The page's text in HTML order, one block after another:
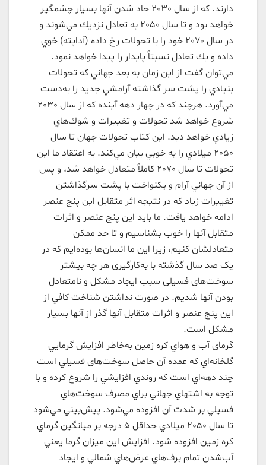
دارند. كه از سال 2030 حاد شدن آنها بسيار چشمگير
خواهد بود و تا سال 2050 به تعادل نزديك مي‌شوند و
در سال 2070 خود را با تحولات رخ داده (آداپته) خوي
داده و يك تعادل نسبتاً پايدار را پيدا خواهد نمود.
مي‌توان گفت از اين زمان به بعد جهاني كه تحولات
بنيادي را پشت سر گذاشته آرامشي جديد را به‌دست
مي‌آورد. هرچند كه در چهار دهه آينده كه از سال 2030
شروع خواهد شد تحولات و تغييرات و شوك‌هاي
زيادي خواهد ديد. اين كتاب تحولات جهان تا سال
2050 ميلادي را به خوبي بيان مي‌كند. به اعتقاد ما اين
تحولات تا سال 2070 كاملاً متعادل خواهد شد، و پس
از آن جهاني آرام و يكنواخت با پشت سرگذاشتن
تغييرات زياد كه در نتيجه اثر متقابل اين پنج عنصر
ادامه خواهد يافت. ما بايد اين پنج عنصر و اثرات
متقابل آنها را خوب بشناسيم و تا حد ممكن
متعادلشان كنيم، زيرا اين ما انسان‌ها بوده‌ايم كه در
یک صد سال گذشته با به‌کارگیری هر چه بیشتر
سوخت‌های فسیلی سبب ايجاد مشكل و نامتعادل
بودن آنها شديم. در صورت نداشتن شناخت كافي از
اين پنج عنصر و اثرات متقابل آنها گذر از آنها بسيار
مشكل است.
گرمای آب و هواي كره زمين به‌خاطر افزايش گرمايي
گلخانه‌اي كه عمده آن حاصل سوخت‌های فسيلي است
چند دهه‌اي است كه روندي افزايشي را شروع كرده و با
توجه به اشتهاي جهاني براي مصرف سوخت‌هاي
فسيلي بر شدت آن افزوده مي‌شود. پيش‌بيني مي‌شود
تا سال 2050 ميلادي حداقل 5 درجه بر ميانگين گرماي
كره زمين افزوده ‌شود. افزايش اين ميزان گرما يعني
آب‌شدن تمام برف‌هاي عرض‌هاي شمالي و ايجاد